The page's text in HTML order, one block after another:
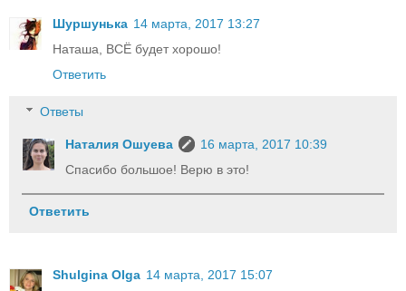
Шуршунька 14 марта, 2017 13:27
Наташа, ВСЁ будет хорошо!
Ответить
Ответы
Наталия Ошуева
16 марта, 2017 10:39
Спасибо большое! Верю в это!
Ответить
Shulgina Olga 14 марта, 2017 15:07